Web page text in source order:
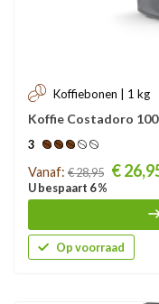
Koffiebonen | 1 kg
Koffie Costadoro
3
Prijs
Vanaf: € 28,95 €
U bespaart 6 %
Op voorraad